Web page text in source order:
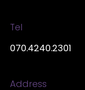
Tel
070.4240.2301
Address